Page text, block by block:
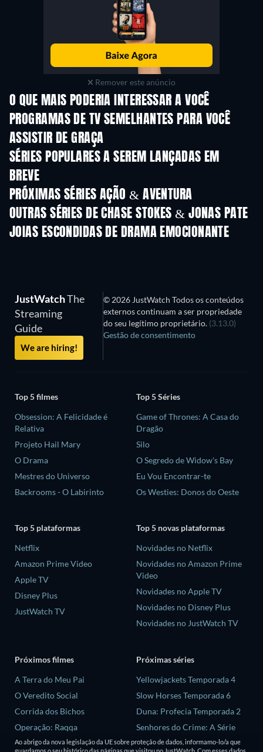
Remover este anúncio
O QUE MAIS PODERIA INTERESSAR A VOCÊ
Série Série
PROGRAMAS DE TV SEMELHANTES PARA VOCÊ
ASSISTIR DE GRAÇA
Série
SÉRIES POPULARES A SEREM LANÇADAS EM
BREVE
PRÓXIMAS SÉRIES AÇÃO & AVENTURA
Temporada 2 Temporada 2
OUTRAS SÉRIES DE CHASE STOKES & JONAS PATE
Série Série
JOIAS ESCONDIDAS DE DRAMA EMOCIONANTE
Série
JustWatchThe
Streaming
Guide
We are hiring!
© 2026 JustWatch Todos os conteúdos
externos continuam a ser propriedade
do seu legítimo proprietário. (3.13.0)
Gestão de consentimento
Top 5 filmes
Obsession: A Felicidade é
Relativa
Projeto Hail Mary
O Drama
Mestres do Universo
Backrooms - O Labirinto
Top 5 Séries
Game of Thrones: A Casa do
Dragão
Silo
O Segredo de Widow's Bay
Eu Vou Encontrar-te
Os Westies: Donos do Oeste
Top 5 plataformas
Netflix
Amazon Prime Video
Apple TV
Disney Plus
JustWatch TV
Top 5 novas plataformas
Novidades no Netflix
Novidades no Amazon Prime
Video
Novidades no Apple TV
Novidades no Disney Plus
Novidades no JustWatch TV
Próximos filmes
A Terra do Meu Pai
O Veredito Social
Corrida dos Bichos
Operação: Raqqa
Diva Futura
Próximas séries
Yellowjackets Temporada 4
Slow Horses Temporada 6
Duna: Profecia Temporada 2
Senhores do Crime: A Série
Temporada 2
Ao abrigo da nova legislação da UE sobre proteção de dados, informamo-lo/a que